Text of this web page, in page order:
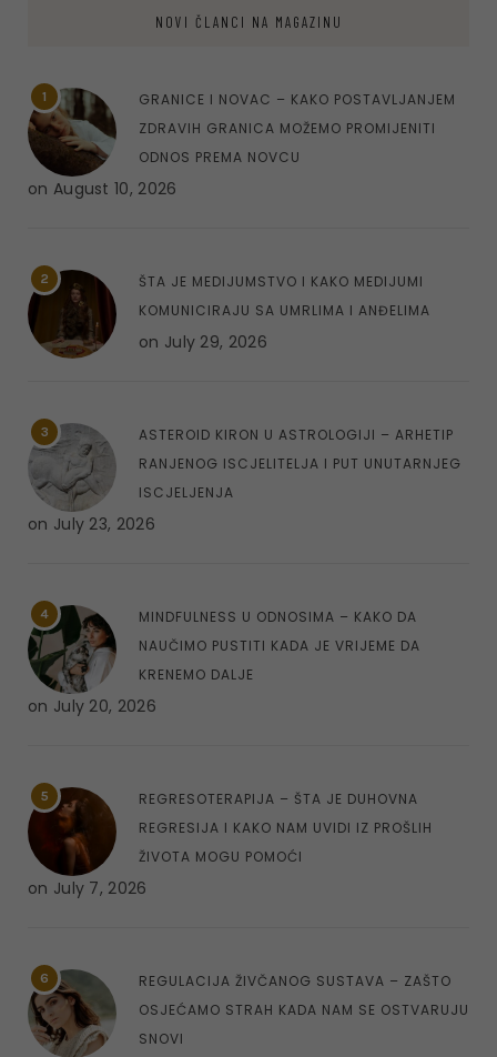
NOVI ČLANCI NA MAGAZINU
1
GRANICE I NOVAC – KAKO POSTAVLJANJEM
ZDRAVIH GRANICA MOŽEMO PROMIJENITI
ODNOS PREMA NOVCU
on August 10, 2026
2
ŠTA JE MEDIJUMSTVO I KAKO MEDIJUMI
KOMUNICIRAJU SA UMRLIMA I ANĐELIMA
on July 29, 2026
3
ASTEROID KIRON U ASTROLOGIJI – ARHETIP
RANJENOG ISCJELITELJA I PUT UNUTARNJEG
ISCJELJENJA
on July 23, 2026
4
MINDFULNESS U ODNOSIMA – KAKO DA
NAUČIMO PUSTITI KADA JE VRIJEME DA
KRENEMO DALJE
on July 20, 2026
5
REGRESOTERAPIJA – ŠTA JE DUHOVNA
REGRESIJA I KAKO NAM UVIDI IZ PROŠLIH
ŽIVOTA MOGU POMOĆI
on July 7, 2026
6
REGULACIJA ŽIVČANOG SUSTAVA – ZAŠTO
OSJEĆAMO STRAH KADA NAM SE OSTVARUJU
SNOVI